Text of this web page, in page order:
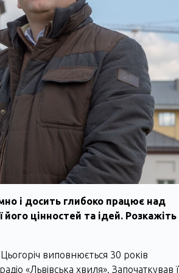
і досить глибоко працює над
цінностей та ідей. Розкажіть
виповнюється 30 років
«Львівська хвиля». Започаткував